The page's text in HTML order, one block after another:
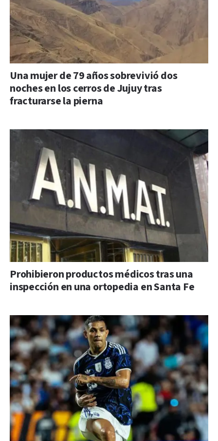
Una mujer de 79 años sobrevivió dos
noches en los cerros de Jujuy tras
fracturarse la pierna
Prohibieron productos médicos tras una
inspección en una ortopedia en Santa Fe